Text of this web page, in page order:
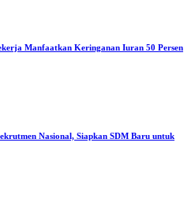
Manfaatkan Keringanan Iuran 50 Persen
Nasional, Siapkan SDM Baru untuk